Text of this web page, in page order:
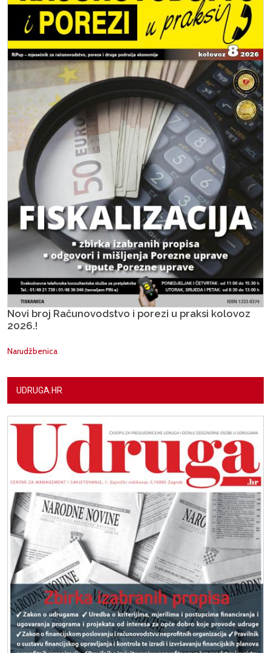
Novi broj Računovodstvo i porezi u praksi kolovoz
2026.!
Narudžbenica
UDRUGA.HR